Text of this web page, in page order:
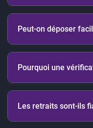
несколько jours
Peut-on déposer
via plusieurs
Pourquoi une
de confirmer l’identité
Les retraits sont-ils